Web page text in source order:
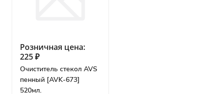
Розничная цена:
225 ₽
Очиститель стекол AVS
пенный [AVK-673]
520мл.